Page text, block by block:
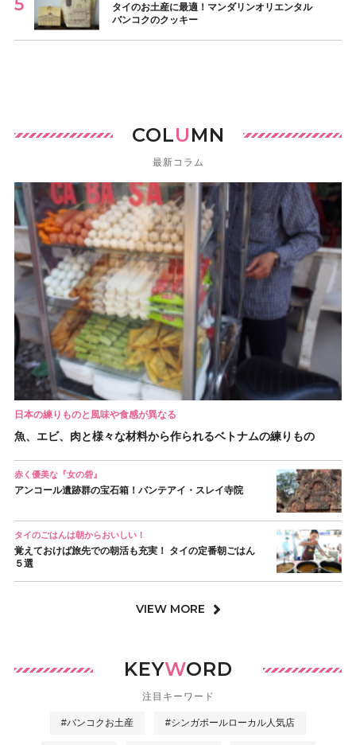
タイのお土産に最適！マンダリンオリエンタル
バンコクのクッキー
COLUMN
最新コラム
日本の練りものと風味や食感が異なる
魚、エビ、肉と様々な材料から作られるベトナムの練りもの
赤く優美な『女の砦』
アンコール遺跡群の宝石箱！バンテアイ・スレイ寺院
タイのごはんは朝からおいしい！
覚えておけば旅先での朝活も充実！ タイの定番朝ごはん
５選
VIEW MORE
KEYWORD
注目キーワード
#バンコクお土産 #シンガポールローカル人気店